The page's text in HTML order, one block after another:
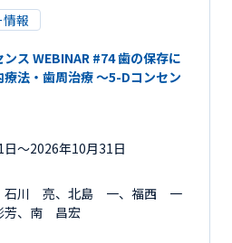
報
ス WEBINAR #74 歯の保存に
療法・歯周治療 ～5-Dコンセン
〜2026年10月31日
石川 亮、北島 一、福西 一
芳、南 昌宏